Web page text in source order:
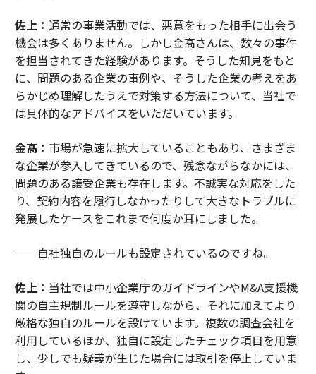
佐上： 通常の事業活動では、悪意をもった相手に出会う
機会は多くありません。しかし金髙さんは、数々の事件
を担当されてきた経験があります。そうした知見をもと
に、問題のある企業の事例や、そうした企業の考えをあ
らかじめ理解したうえで対策する方法について、当社で
は具体的なアドバイスをいただいています。
金髙： 市場が急速に拡大していることもあり、さまざま
な企業が参入してきているので、残念ながらなかには、
問題のある譲受企業も存在します。不誠実な対応をした
り、契約内容を履行しなかったりして大きなトラブルに
発展したケースをこれまで何度か耳にしました。
──自社独自のルールも設定されているのですね。
佐上： 当社では中小企業庁のガイドラインやM&A支援機
関の自主規制ルールを遵守しながら、それに加えてより
厳格な独自のルールを設けています。複数の調査会社を
利用しているほか、独自に設定したチェック項目を用意
し、少しでも疑義が生じた場合には取引を停止していま